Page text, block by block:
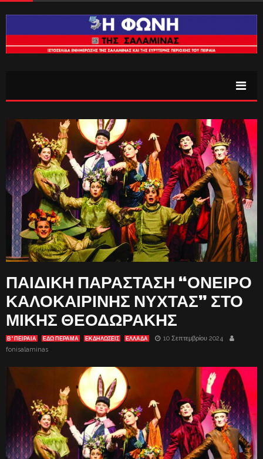
ΠΑΙΔΙΚΗ ΠΑΡΑΣΤΑΣΗ “ΟΝΕΙΡΟ
ΚΑΛΟΚΑΙΡΙΝΗΣ ΝΥΧΤΑΣ” ΣΤΟ
ΜΙΚΗΣ ΘΕΟΔΩΡΑΚΗΣ
Β' ΠΕΙΡΑΙΑ ΕΔΩ ΠΕΡΑΜΑ ΕΚΔΗΛΏΣΕΙΣ ΕΛΛΑΔΑ
10 Σεπτεμβρίου 2024
fonisalaminas